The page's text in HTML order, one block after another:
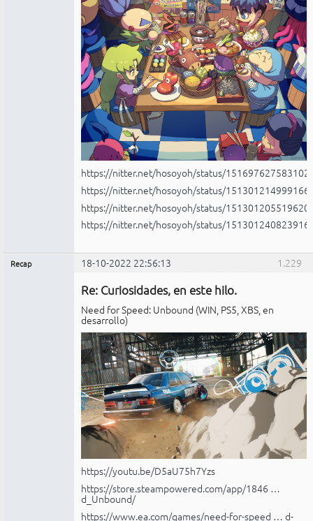
https://nitter.net/hosoyoh/status/
https://nitter.net/hosoyoh/status/
https://nitter.net/hosoyoh/status/
https://nitter.net/hosoyoh/status/
1.229
Recap 18-10-2022 22:56:13
Re: Curiosidades, en este hilo.
Need for Speed: Unbound (WIN, PS5, XBS, en
desarrollo)
https://youtu.be/D5aU75h7Yzs
https://store.steampowered.com/app/1846 …
d_Unbound/
https://www.ea.com/games/need-for-speed … d-